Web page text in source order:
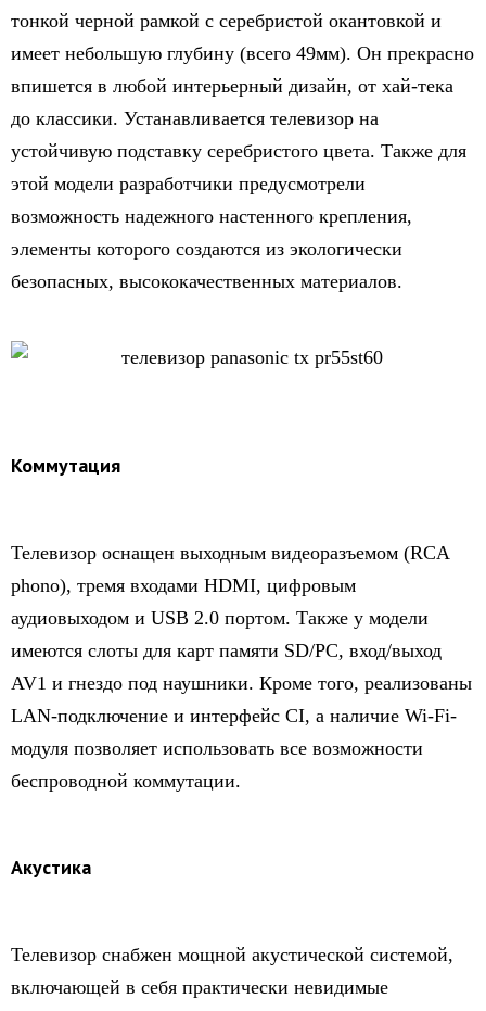
тонкой черной рамкой с серебристой окантовкой и
имеет небольшую глубину (всего 49мм). Он прекрасно
впишется в любой интерьерный дизайн, от хай-тека
до классики. Устанавливается телевизор на
устойчивую подставку серебристого цвета. Также для
этой модели разработчики предусмотрели
возможность надежного настенного крепления,
элементы которого создаются из экологически
безопасных, высококачественных материалов.
Коммутация
Телевизор оснащен выходным видеоразъемом (RCA
phono), тремя входами HDMI, цифровым
аудиовыходом и USB 2.0 портом. Также у модели
имеются слоты для карт памяти SD/PC, вход/выход
AV1 и гнездо под наушники. Кроме того, реализованы
LAN-подключение и интерфейс CI, а наличие Wi-Fi-
модуля позволяет использовать все возможности
беспроводной коммутации.
Акустика
Телевизор снабжен мощной акустической системой,
включающей в себя практически невидимые